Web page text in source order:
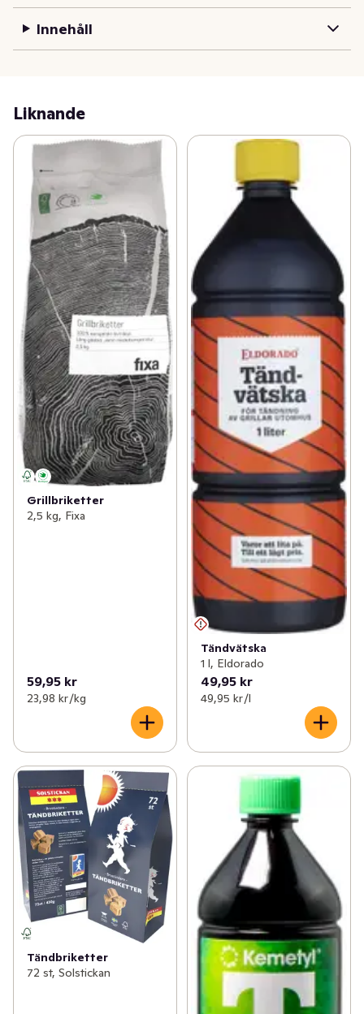
Innehåll
Liknande
Grillbriketter
2,5 kg, Fixa
59,95 kr
23,98 kr /kg
Tändvätska
1 l, Eldorado
49,95 kr
49,95 kr /l
Tändbriketter
72 st, Solstickan